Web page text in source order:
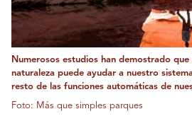
Numerosos estudios han demostrado que
naturaleza puede ayudar a nuestro
resto de las funciones automáticas de
Foto: Más que simples parques